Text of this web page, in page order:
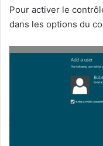
Pour activer le
dans les options du